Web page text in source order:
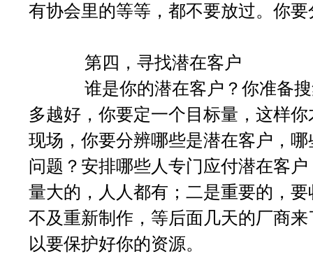
有协会里的等等，都不要放过。你
第四，寻找潜在客户
谁是你的潜在客户？你准备搜
多越好，你要定一个目标量，这样
现场，你要分辨哪些是潜在客户，
问题？安排哪些人专门应付潜在客
量大的，人人都有；二是重要的，
不及重新制作，等后面几天的厂商
以要保护好你的资源。